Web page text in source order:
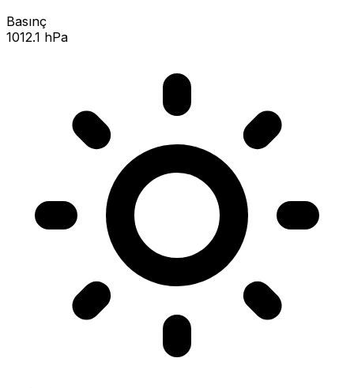
Basınç
1012.1 hPa